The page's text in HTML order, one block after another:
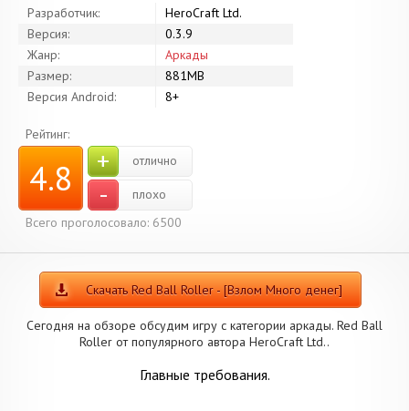
Разработчик:
HeroCraft Ltd.
Версия:
0.3.9
Жанр:
Аркады
Размер:
881MB
Версия Android:
8+
Рейтинг:
4.8 + отлично
-
плохо
Всего проголосовало: 6500
Скачать Red Ball Roller - [Взлом Много денег]
Сегодня на обзоре обсудим игру с категории аркады. Red Ball
Roller от популярного автора HeroCraft Ltd..
Главные требования.